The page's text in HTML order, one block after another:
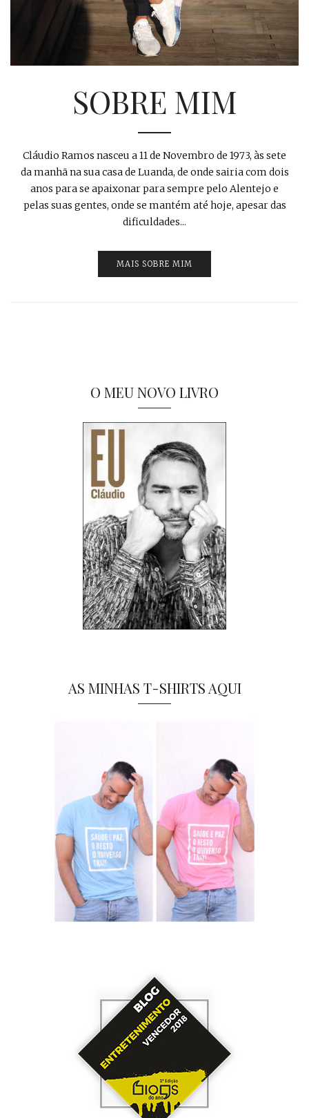
SOBRE MIM
Cláudio Ramos nasceu a 11 de Novembro de 1973, às sete
da manhã na sua casa de Luanda, de onde sairia com dois
anos para se apaixonar para sempre pelo Alentejo e
pelas suas gentes, onde se mantém até hoje, apesar das
dificuldades...
MAIS SOBRE MIM
O MEU NOVO LIVRO
AS MINHAS T-SHIRTS AQUI